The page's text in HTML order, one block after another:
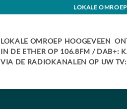
LOKALE
LOKALE OMROEP HOOGEVEEN
IN DE ETHER OP 106.8FM / DAB+:
VIA DE RADIOKANALEN OP UW